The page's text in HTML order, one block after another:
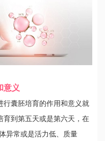
意义
囊胚培育的作用和意义就
育到第五天或是第六天，在
异常或是活力低、质量